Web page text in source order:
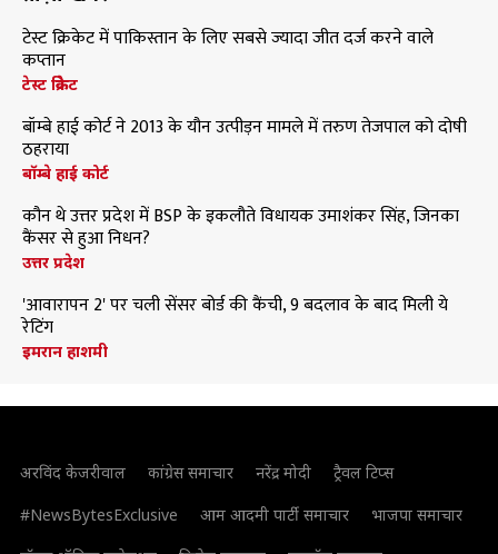
टेस्ट क्रिकेट में पाकिस्तान के लिए सबसे ज्यादा जीत दर्ज करने वाले
कप्तान
टेस्ट क्रिकेट
बॉम्बे हाई कोर्ट ने 2013 के यौन उत्पीड़न मामले में तरुण तेजपाल को दोषी
ठहराया
बॉम्बे हाई कोर्ट
कौन थे उत्तर प्रदेश में BSP के इकलौते विधायक उमाशंकर सिंह, जिनका
कैंसर से हुआ निधन?
उत्तर प्रदेश
'आवारापन 2' पर चली सेंसर बोर्ड की कैंची, 9 बदलाव के बाद मिली ये
रेटिंग
इमरान हाशमी
अरविंद केजरीवाल कांग्रेस समाचार नरेंद्र मोदी
ट्रैवल टिप्स
#NewsBytesExclusive
आम आदमी पार्टी समाचार
भाजपा समाचार